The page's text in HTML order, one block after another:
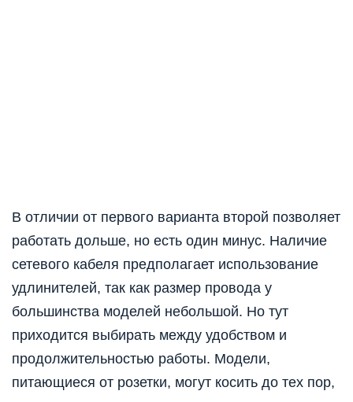
В отличии от первого варианта второй позволяет
работать дольше, но есть один минус. Наличие
сетевого кабеля предполагает использование
удлинителей, так как размер провода у
большинства моделей небольшой. Но тут
приходится выбирать между удобством и
продолжительностью работы. Модели,
питающиеся от розетки, могут косить до тех пор,